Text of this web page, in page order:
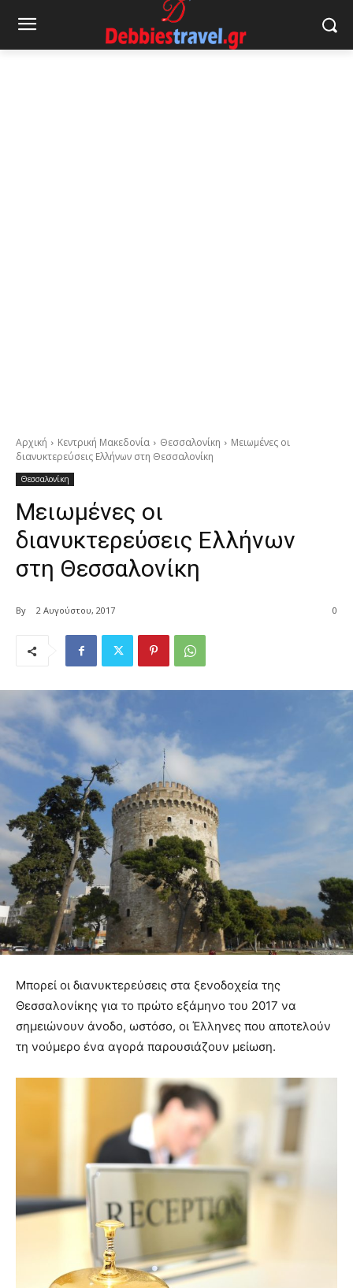
Αρχική Κεντρική Μακεδονία Θεσσαλονίκη
Μειωμένες οι
διανυκτερεύσεις Ελλήνων στη Θεσσαλονίκη
Θεσσαλονίκη
Μειωμένες οι
διανυκτερεύσεις Ελλήνων
στη Θεσσαλονίκη
By 2 Αυγούστου, 2017 0
Μπορεί οι διανυκτερεύσεις στα ξενοδοχεία της
Θεσσαλονίκης για το πρώτο εξάμηνο του 2017 να
σημειώνουν άνοδο, ωστόσο, οι Έλληνες που αποτελούν
τη νούμερο ένα αγορά παρουσιάζουν μείωση.